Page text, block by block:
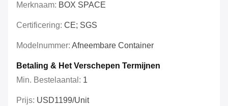
Merknaam: BOX SPACE
Certificering: CE; SGS
Modelnummer: Afneembare Container
Betaling & Het Verschepen Termijnen
Min. Bestelaantal: 1
Prijs: USD1199/unit